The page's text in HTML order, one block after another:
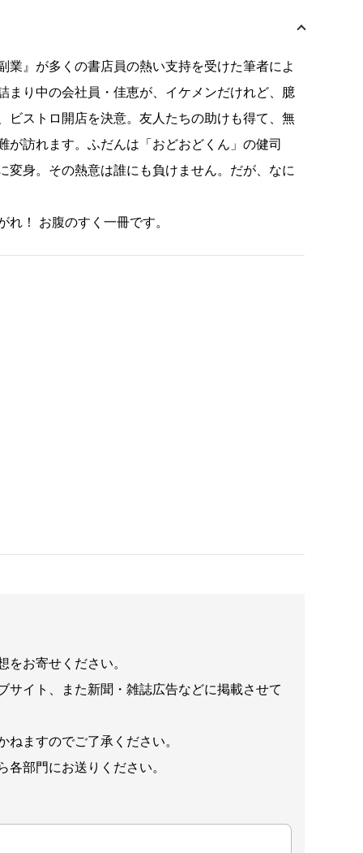
業』が多くの書店員の熱い支持を受けた筆者によ
まり中の会社員・佳恵が、イケメンだけれど、臆
ビストロ開店を決意。友人たちの助けも得て、無
が訪れます。ふだんは「おどおどくん」の健司
変身。その熱意は誰にも負けません。だが、なに
！ お腹のすく一冊です。
をお寄せください。
サイト、また新聞・雑誌広告などに掲載させて
ますのでご了承ください。
各部門にお送りください。